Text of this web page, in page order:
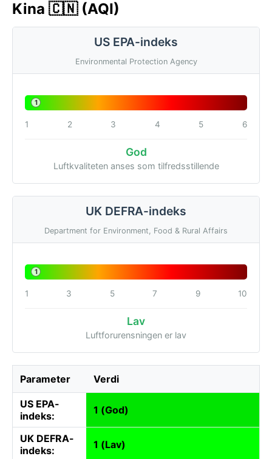
Kina 🇨🇳 (AQI)
US EPA-indeks
Environmental Protection Agency
1
1 2 3 4 5 6
God
Luftkvaliteten anses som tilfredsstillende
UK DEFRA-indeks
Department for Environment, Food & Rural Affairs
1
1 3 5 7 9 10
Lav
Luftforurensningen er lav
Parameter Verdi
US EPA-
indeks:
1 (God)
UK DEFRA-
indeks:
1 (Lav)